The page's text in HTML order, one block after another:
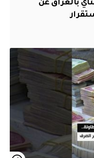
بالعراق عن